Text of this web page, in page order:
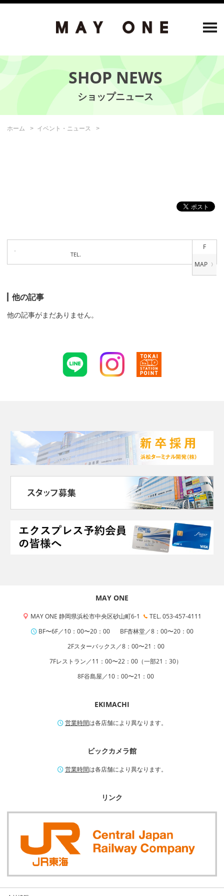
SHOP NEWS
ホーム イベント・ニュース
F
TEL.
他の記事
他の記事がまだありません。
MAY ONE
MAY ONE 静岡県浜松市中央区砂山町6-1
TEL. 053-457-4111
BF〜6F／10：00〜20：00
BF杏林堂／8：00〜20：00
2Fスターバックス／8：00〜21：00
7Fレストラン／11：00〜22：00（一部21：30）
8F谷島屋／10：00〜21：00
EKIMACHI
営業時間は各店舗により異なります。
ビックカメラ館
営業時間は各店舗により異なります。
リンク